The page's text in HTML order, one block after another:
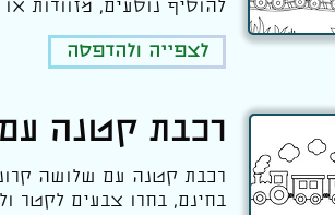
להוסיף נוסעים, מזוודות
לצפייה ולהדפסה
רכבת קטנה
רכבת קטנה עם שלושה
בחינם, בחרו צבעים לקטר